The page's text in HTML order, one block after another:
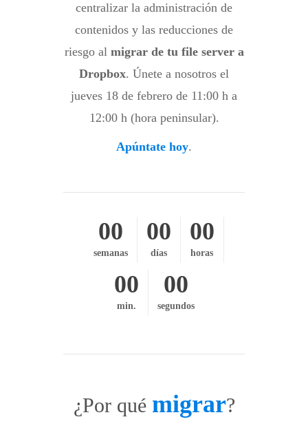
centralizar la administración de
contenidos y las reducciones de
riesgo al migrar de tu file server a
Dropbox. Únete a nosotros el
jueves 18 de febrero de 11:00 h a
12:00 h (hora peninsular).
Apúntate hoy.
00
semanas
00
días
00
horas
00
min.
00
segundos
¿Por qué migrar?